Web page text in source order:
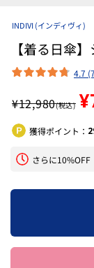
INDIVI(インディヴィ)
【着る日傘
4.7
¥12,980(税込)
獲得ポイント：
さらに10%OFF